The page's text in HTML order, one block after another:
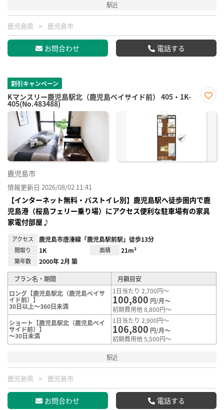
駅近
鹿児島県 鹿児島市
お問合わせ 電話する
割引キャンペーン
Kマンスリー鹿児島駅北（鹿児島ベイサイド前） 405・1K-
405(No.483488)
に入
鹿児島市
情報更新日 2026/08/02 11:41
【インターネット無料・バストイレ別】鹿児島駅へ徒歩圏内で鹿
児島港（桜島フェリー乗り場）にアクセス便利な駐車場有の家具
家電付部屋♪
アクセス 鹿児島市唐湊線「鹿児島駅前駅」徒歩13分
間取り 1K 面積 21m²
築年数 2000年 2月 築
プラン名・期間
月額目安
ロング【鹿児島駅北（鹿児島ベイサ
イド前）】
30日以上～360日未満
1日当たり 2,700円～
100,800 円/月～
初期費用他 8,800円～
ショート【鹿児島駅北（鹿児島ベイ
サイド前）】
～30日未満
1日当たり 2,900円～
106,800 円/月～
初期費用他 5,500円～
駅近
鹿児島県 鹿児島市
お問合わせ 電話する